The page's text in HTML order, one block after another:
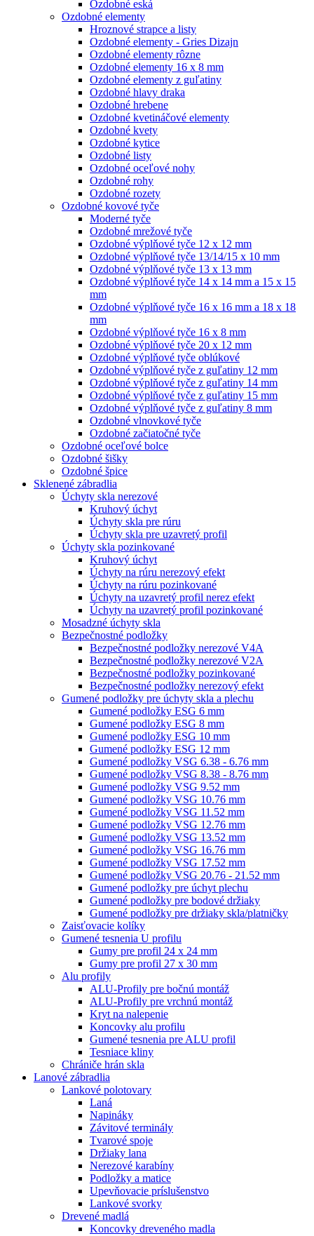
Ozdobné eská
Ozdobné elementy
Hroznové strapce a listy
Ozdobné elementy - Gries Dizajn
Ozdobné elementy rôzne
Ozdobné elementy 16 x 8 mm
Ozdobné elementy z guľatiny
Ozdobné hlavy draka
Ozdobné hrebene
Ozdobné kvetináčové elementy
Ozdobné kvety
Ozdobné kytice
Ozdobné listy
Ozdobné oceľové nohy
Ozdobné rohy
Ozdobné rozety
Ozdobné kovové tyče
Moderné tyče
Ozdobné mrežové tyče
Ozdobné výplňové tyče 12 x 12 mm
Ozdobné výplňové tyče 13/14/15 x 10 mm
Ozdobné výplňové tyče 13 x 13 mm
Ozdobné výplňové tyče 14 x 14 mm a 15 x 15
mm
Ozdobné výplňové tyče 16 x 16 mm a 18 x 18
mm
Ozdobné výplňové tyče 16 x 8 mm
Ozdobné výplňové tyče 20 x 12 mm
Ozdobné výplňové tyče oblúkové
Ozdobné výplňové tyče z guľatiny 12 mm
Ozdobné výplňové tyče z guľatiny 14 mm
Ozdobné výplňové tyče z guľatiny 15 mm
Ozdobné výplňové tyče z guľatiny 8 mm
Ozdobné vlnovkové tyče
Ozdobné začiatočné tyče
Ozdobné oceľové bolce
Ozdobné šišky
Ozdobné špice
Sklenené zábradlia
Úchyty skla nerezové
Kruhový úchyt
Úchyty skla pre rúru
Úchyty skla pre uzavretý profil
Úchyty skla pozinkované
Kruhový úchyt
Úchyty na rúru nerezový efekt
Úchyty na rúru pozinkované
Úchyty na uzavretý profil nerez efekt
Úchyty na uzavretý profil pozinkované
Mosadzné úchyty skla
Bezpečnostné podložky
Bezpečnostné podložky nerezové V4A
Bezpečnostné podložky nerezové V2A
Bezpečnostné podložky pozinkované
Bezpečnostné podložky nerezový efekt
Gumené podložky pre úchyty skla a plechu
Gumené podložky ESG 6 mm
Gumené podložky ESG 8 mm
Gumené podložky ESG 10 mm
Gumené podložky ESG 12 mm
Gumené podložky VSG 6.38 - 6.76 mm
Gumené podložky VSG 8.38 - 8.76 mm
Gumené podložky VSG 9.52 mm
Gumené podložky VSG 10.76 mm
Gumené podložky VSG 11.52 mm
Gumené podložky VSG 12.76 mm
Gumené podložky VSG 13.52 mm
Gumené podložky VSG 16.76 mm
Gumené podložky VSG 17.52 mm
Gumené podložky VSG 20.76 - 21.52 mm
Gumené podložky pre úchyt plechu
Gumené podložky pre bodové držiaky
Gumené podložky pre držiaky skla/platničky
Zaisťovacie kolíky
Gumené tesnenia U profilu
Gumy pre profil 24 x 24 mm
Gumy pre profil 27 x 30 mm
Alu profily
ALU-Profily pre bočnú montáž
ALU-Profily pre vrchnú montáž
Kryt na nalepenie
Koncovky alu profilu
Gumené tesnenia pre ALU profil
Tesniace kliny
Chrániče hrán skla
Lanové zábradlia
Lankové polotovary
Laná
Napináky
Závitové terminály
Tvarové spoje
Držiaky lana
Nerezové karabíny
Podložky a matice
Upevňovacie príslušenstvo
Lankové svorky
Drevené madlá
Koncovky dreveného madla